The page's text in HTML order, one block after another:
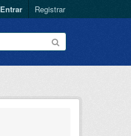
Entrar Registrar